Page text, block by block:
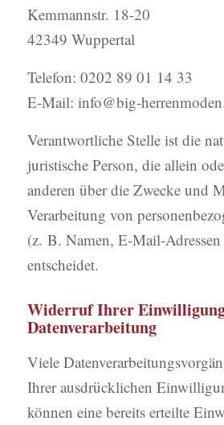
Kemmannstr. 18-20
42349 Wuppertal
Telefon: 0202 89 01 14 33
E-Mail: info@big-
Verantwortliche Stelle ist die
juristische Person, die allein
anderen über die Zwecke und
Verarbeitung von
(z. B. Namen, E-Mail-
entscheidet.
Widerruf Ihrer
Datenverarbeitung
Viele
Ihrer ausdrücklichen
können eine bereits erteilte